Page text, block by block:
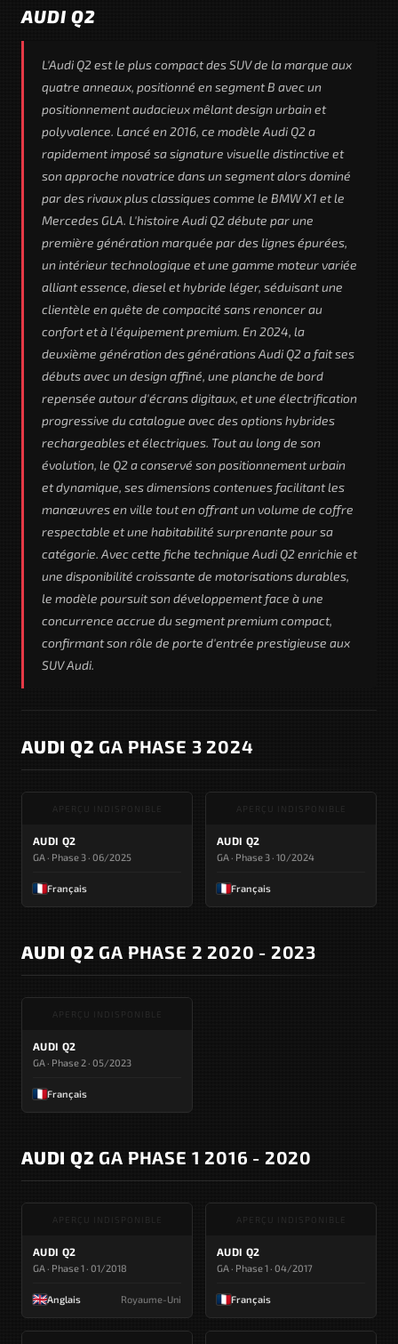
AUDI Q2
L'Audi Q2 est le plus compact des SUV de la marque aux
quatre anneaux, positionné en segment B avec un
positionnement audacieux mêlant design urbain et
polyvalence. Lancé en 2016, ce modèle Audi Q2 a
rapidement imposé sa signature visuelle distinctive et
son approche novatrice dans un segment alors dominé
par des rivaux plus classiques comme le BMW X1 et le
Mercedes GLA. L'histoire Audi Q2 débute par une
première génération marquée par des lignes épurées,
un intérieur technologique et une gamme moteur variée
alliant essence, diesel et hybride léger, séduisant une
clientèle en quête de compacité sans renoncer au
confort et à l'équipement premium. En 2024, la
deuxième génération des générations Audi Q2 a fait ses
débuts avec un design affiné, une planche de bord
repensée autour d'écrans digitaux, et une électrification
progressive du catalogue avec des options hybrides
rechargeables et électriques. Tout au long de son
évolution, le Q2 a conservé son positionnement urbain
et dynamique, ses dimensions contenues facilitant les
manœuvres en ville tout en offrant un volume de coffre
respectable et une habitabilité surprenante pour sa
catégorie. Avec cette fiche technique Audi Q2 enrichie et
une disponibilité croissante de motorisations durables,
le modèle poursuit son développement face à une
concurrence accrue du segment premium compact,
confirmant son rôle de porte d'entrée prestigieuse aux
SUV Audi.
AUDI Q2 GA PHASE 3 2024
APERÇU INDISPONIBLE
AUDI Q2
GA · Phase 3 · 06/2025
Français
APERÇU INDISPONIBLE
AUDI Q2
GA · Phase 3 · 10/2024
Français
AUDI Q2 GA PHASE 2 2020 - 2023
APERÇU INDISPONIBLE
AUDI Q2
GA · Phase 2 · 05/2023
Français
AUDI Q2 GA PHASE 1 2016 - 2020
APERÇU INDISPONIBLE
AUDI Q2
GA · Phase 1 · 01/2018
Anglais Royaume-Uni
APERÇU INDISPONIBLE
AUDI Q2
GA · Phase 1 · 04/2017
Français